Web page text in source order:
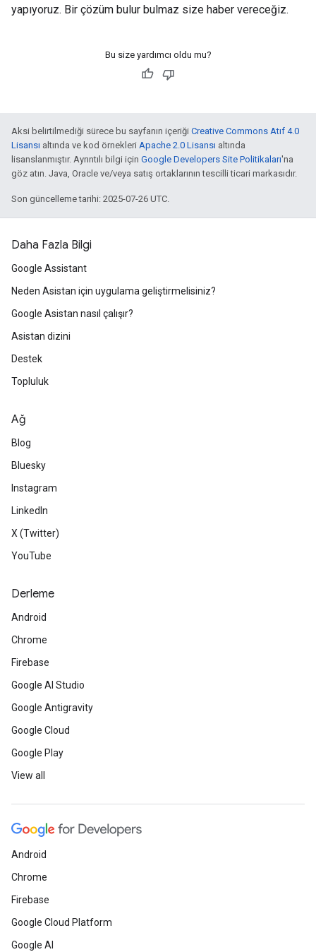
yapıyoruz. Bir çözüm bulur bulmaz size haber vereceğiz.
Bu size yardımcı oldu mu?
Aksi belirtilmediği sürece bu sayfanın içeriği Creative Commons Atıf 4.0
Lisansı altında ve kod örnekleri Apache 2.0 Lisansı altında
lisanslanmıştır. Ayrıntılı bilgi için Google Developers Site Politikaları'na
göz atın. Java, Oracle ve/veya satış ortaklarının tescilli ticari markasıdır.
Son güncelleme tarihi: 2025-07-26 UTC.
Daha Fazla Bilgi
Google Assistant
Neden Asistan için uygulama geliştirmelisiniz?
Google Asistan nasıl çalışır?
Asistan dizini
Destek
Topluluk
Ağ
Blog
Bluesky
Instagram
LinkedIn
X (Twitter)
YouTube
Derleme
Android
Chrome
Firebase
Google AI Studio
Google Antigravity
Google Cloud
Google Play
View all
Android
Chrome
Firebase
Google Cloud Platform
Google AI